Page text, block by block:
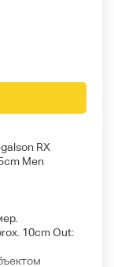
RX
Men
10cm Out: